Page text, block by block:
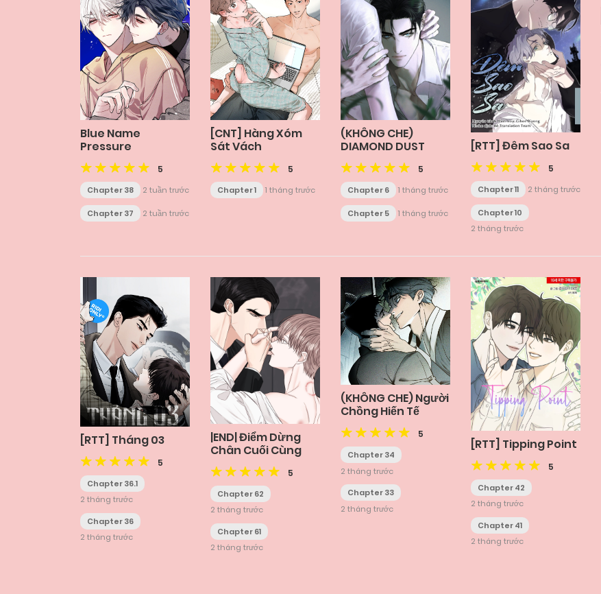
Blue Name
Pressure
5
Chapter 38 2 tuần trước
Chapter 37 2 tuần trước
[CNT] Hàng Xóm
Sát Vách
5
Chapter 1 1 tháng trước
(KHÔNG CHE)
DIAMOND DUST
5
Chapter 6 1 tháng trước
Chapter 5 1 tháng trước
[RTT] Đêm Sao Sa
5
Chapter 11 2 tháng trước
Chapter 10
2 tháng trước
[RTT] Tháng 03
5
Chapter 36.1
2 tháng trước
Chapter 36
2 tháng trước
|END| Điểm Dừng
Chân Cuối Cùng
5
Chapter 62
2 tháng trước
Chapter 61
2 tháng trước
(KHÔNG CHE) Người
Chồng Hiến Tế
5
Chapter 34
2 tháng trước
Chapter 33
2 tháng trước
[RTT] Tipping Point
5
Chapter 42
2 tháng trước
Chapter 41
2 tháng trước